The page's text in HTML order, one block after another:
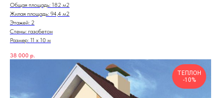
Общая площадь: 182 м2
Жилая площадь: 94,4 м2
Этажей: 2
Стены: газобетон
Размер: 11 х 10 м
38 000 р.
ТЕПЛОН
-10%